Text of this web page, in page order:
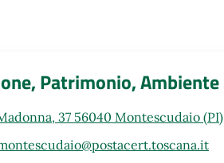
Patrimonio, Ambiente
37 56040 Montescudaio (PI)